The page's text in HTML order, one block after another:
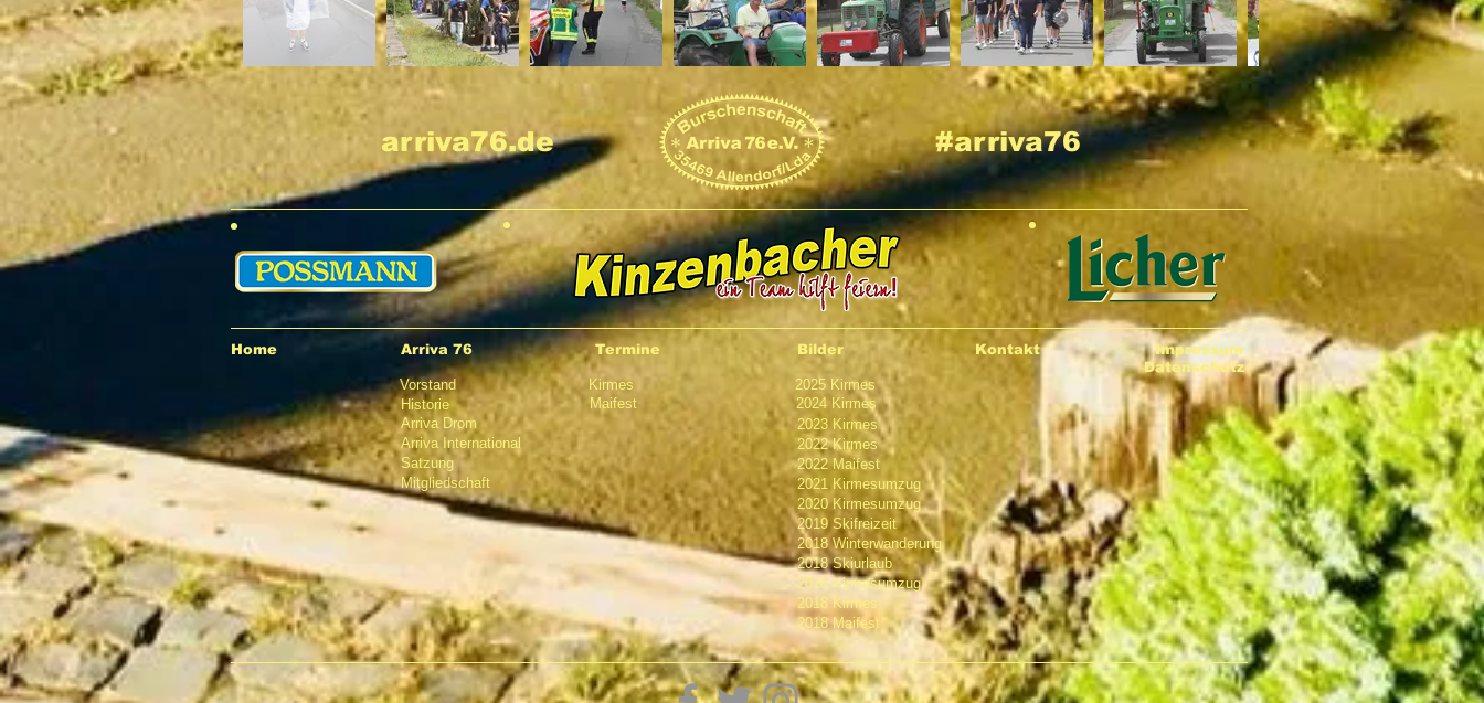
arriva76.de #arriva76
Home Arriva 76
Vorstand
Historie
Arriva Drom
Termine
Kirmes
Maifest
Arriva International
Satzung
Mitgliedschaft
Bilder
2024 Kirmes
2025 Kirmes
Kontakt
Impressum
Datenschutz
2023 Kirmes
2022 Kirmes
2022 Maifest
2021 Kirmesumzug
2020 Kirmesumzug
2019 Skifreizeit
2018 Winterwanderung
2018 Skiurlaub
2018 Kirmesumzug
2018 Kirmes
2018 Maifest